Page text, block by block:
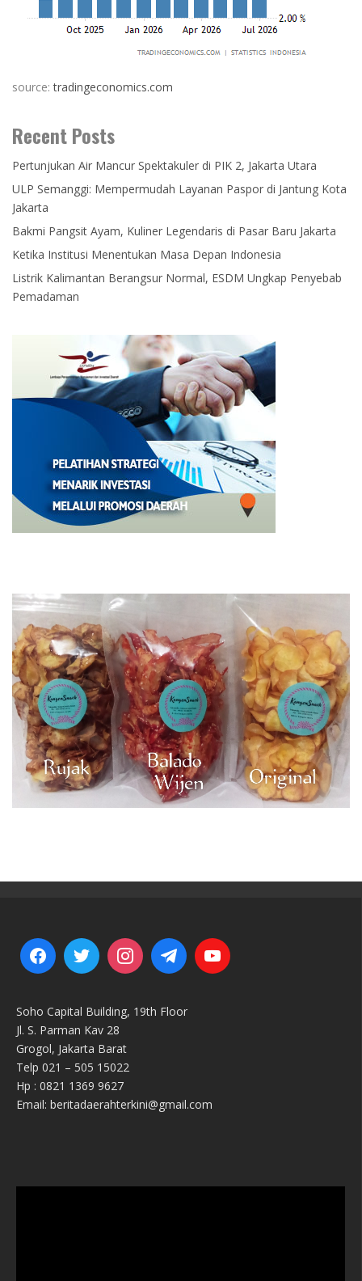
source:tradingeconomics.com
Recent Posts
Pertunjukan Air Mancur Spektakuler di PIK 2, Jakarta Utara
ULP Semanggi: Mempermudah Layanan Paspor di Jantung Kota
Jakarta
Bakmi Pangsit Ayam, Kuliner Legendaris di Pasar Baru Jakarta
Ketika Institusi Menentukan Masa Depan Indonesia
Listrik Kalimantan Berangsur Normal, ESDM Ungkap Penyebab
Pemadaman
Soho Capital Building, 19th Floor
Jl. S. Parman Kav 28
Grogol, Jakarta Barat
Telp 021 – 505 15022
Hp : 0821 1369 9627
Email: beritadaerahterkini@gmail.com